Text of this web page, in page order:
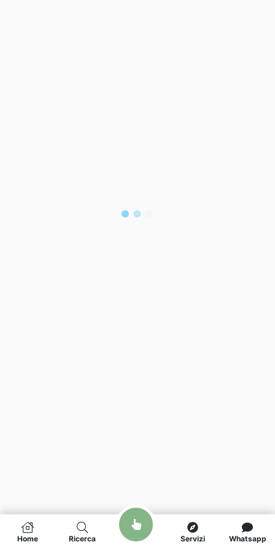
Home Ricerca Servizi Whatsapp